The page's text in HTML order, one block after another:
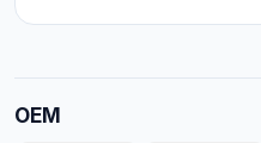
OEM